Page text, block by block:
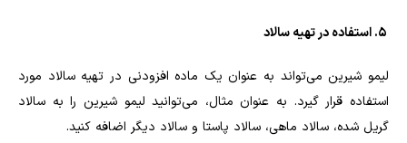
5. استفاده در تهیه سالاد
لیمو شیرین می‌تواند به عنوان یک ماده افزودنی در تهیه سالاد مورد
استفاده قرار گیرد. به عنوان مثال، می‌توانید لیمو شیرین را به سالاد
گریل شده، سالاد ماهی، سالاد پاستا و سالاد دیگر اضافه کنید.